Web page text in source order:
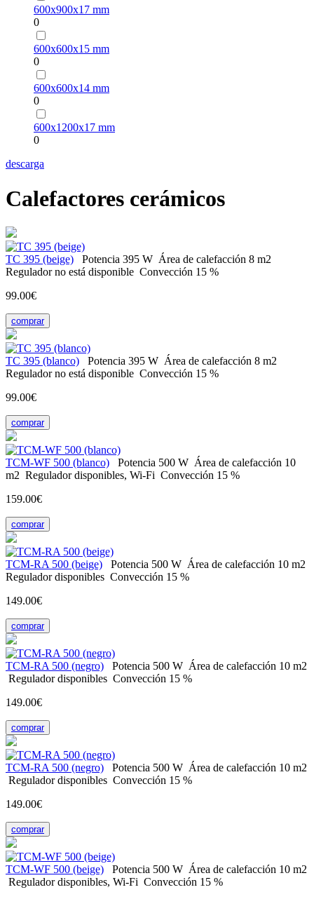
600х900х17 mm
0
600х600х15 mm
0
600х600х14 mm
0
600х1200х17 mm
0
descarga
Calefactores cerámicos
ТС 395 (beige) Potencia 395 W Área de calefacción 8 m2
Regulador no está disponible Convección 15 %
99.00€
comprar
ТС 395 (blanco) Potencia 395 W Área de calefacción 8 m2
Regulador no está disponible Convección 15 %
99.00€
comprar
TCM-WF 500 (blanco) Potencia 500 W Área de calefacción 10
m2 Regulador disponibles, Wi-Fi Convección 15 %
159.00€
comprar
ТСM-RA 500 (beige) Potencia 500 W Área de calefacción 10 m2
Regulador disponibles Convección 15 %
149.00€
comprar
ТСM-RA 500 (negro) Potencia 500 W Área de calefacción 10 m2
Regulador disponibles Convección 15 %
149.00€
comprar
ТСM-RA 500 (negro) Potencia 500 W Área de calefacción 10 m2
Regulador disponibles Convección 15 %
149.00€
comprar
TCM-WF 500 (beige) Potencia 500 W Área de calefacción 10 m2
Regulador disponibles, Wi-Fi Convección 15 %